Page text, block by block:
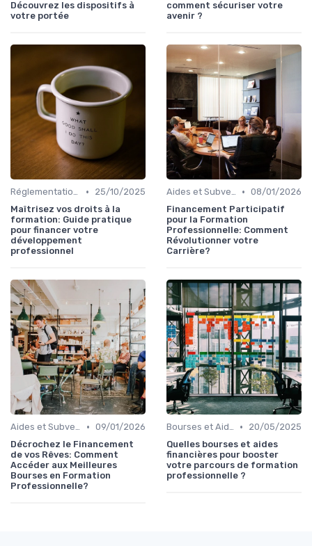
Découvrez les dispositifs à
votre portée
comment sécuriser votre
avenir ?
Réglementation et Droits à la Formation •
25/10/2025
Maîtrisez vos droits à la
formation: Guide pratique
pour financer votre
développement
professionnel
Aides et Subventions pour la Formation • 08/01/2026
Financement Participatif
pour la Formation
Professionnelle: Comment
Révolutionner votre
Carrière?
Aides et Subventions pour la Formation • 09/01/2026
Décrochez le Financement
de vos Rêves: Comment
Accéder aux Meilleures
Bourses en Formation
Professionnelle?
Bourses et Aides Étudiantes •
20/05/2025
Quelles bourses et aides
financières pour booster
votre parcours de formation
professionnelle ?